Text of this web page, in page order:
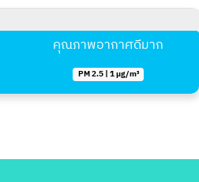
คุณภาพอากาศดีมาก
PM 2.5 | 1 µg/m³